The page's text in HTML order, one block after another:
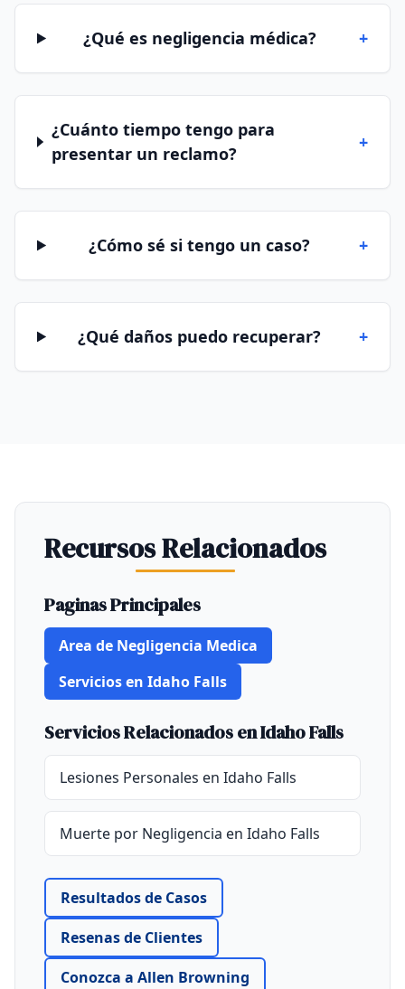
¿Qué es negligencia médica? +
¿Cuánto tiempo tengo para
presentar un reclamo?
+
¿Cómo sé si tengo un caso? +
¿Qué daños puedo recuperar? +
Recursos Relacionados
Paginas Principales
Area de Negligencia Medica
Servicios en Idaho Falls
Servicios Relacionados en Idaho Falls
Lesiones Personales en Idaho Falls
Muerte por Negligencia en Idaho Falls
Resultados de Casos
Resenas de Clientes
Conozca a Allen Browning